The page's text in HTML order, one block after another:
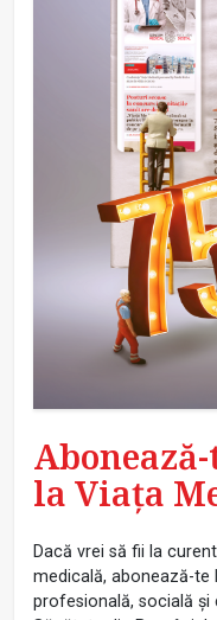
la Viața
Dacă vrei să fii la
medicală, abonează-te
profesională, socială